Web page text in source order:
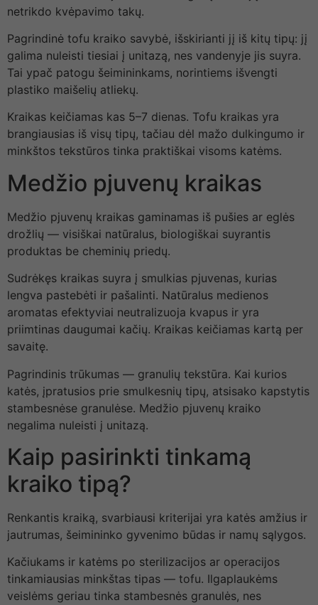
netrikdo kvėpavimo takų.
Pagrindinė tofu kraiko savybė, išskirianti jį iš kitų tipų: jį
galima nuleisti tiesiai į unitazą, nes vandenyje jis suyra.
Tai ypač patogu šeimininkams, norintiems išvengti
plastiko maišelių atliekų.
Kraikas keičiamas kas 5–7 dienas. Tofu kraikas yra
brangiausias iš visų tipų, tačiau dėl mažo dulkingumo ir
minkštos tekstūros tinka praktiškai visoms katėms.
Medžio pjuvenų kraikas
Medžio pjuvenų kraikas gaminamas iš pušies ar eglės
drožlių — visiškai natūralus, biologiškai suyrantis
produktas be cheminių priedų.
Sudrėkęs kraikas suyra į smulkias pjuvenas, kurias
lengva pastebėti ir pašalinti. Natūralus medienos
aromatas efektyviai neutralizuoja kvapus ir yra
priimtinas daugumai kačių. Kraikas keičiamas kartą per
savaitę.
Pagrindinis trūkumas — granulių tekstūra. Kai kurios
katės, įpratusios prie smulkesnių tipų, atsisako kapstytis
stambesnėse granulėse. Medžio pjuvenų kraiko
negalima nuleisti į unitazą.
Kaip pasirinkti tinkamą
kraiko tipą?
Renkantis kraiką, svarbiausi kriterijai yra katės amžius ir
jautrumas, šeimininko gyvenimo būdas ir namų sąlygos.
Kačiukams ir katėms po sterilizacijos ar operacijos
tinkamiausias minkštas tipas — tofu. Ilgaplaukėms
veislėms geriau tinka stambesnės granulės, nes